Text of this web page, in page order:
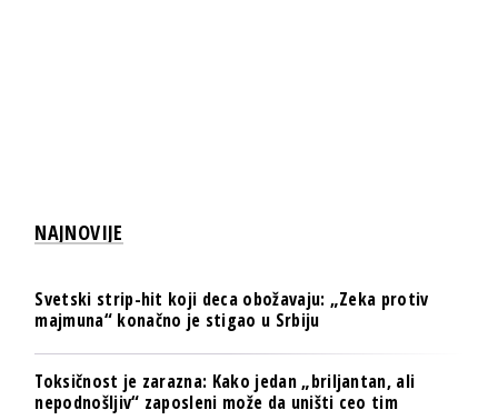
NAJNOVIJE
Svetski strip-hit koji deca obožavaju: „Zeka protiv
majmuna“ konačno je stigao u Srbiju
Toksičnost je zarazna: Kako jedan „briljantan, ali
nepodnošljiv“ zaposleni može da uništi ceo tim